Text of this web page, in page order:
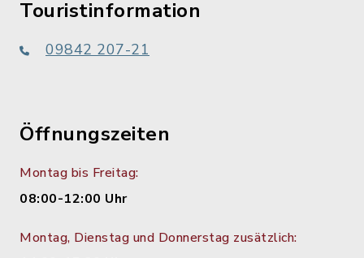
Touristinformation
09842 207-21
Öffnungszeiten
Montag bis Freitag:
08:00-12:00 Uhr
Montag, Dienstag und Donnerstag zusätzlich: